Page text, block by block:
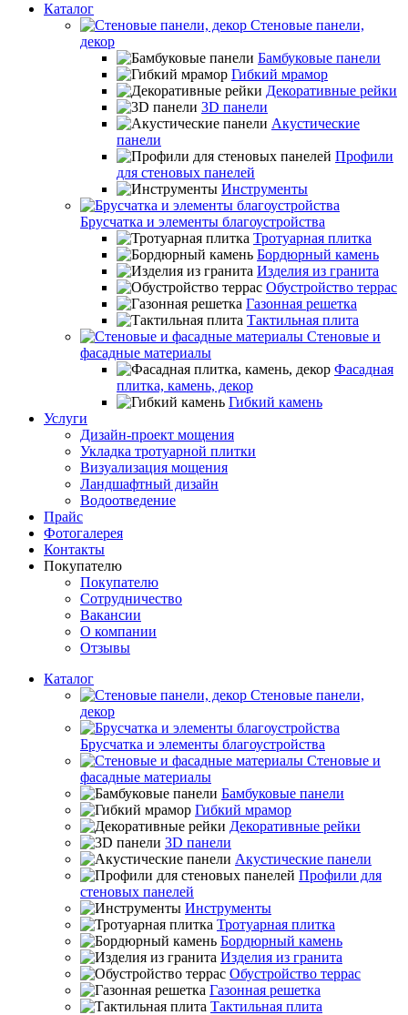
Каталог
Стеновые панели,
декор
Бамбуковые панели
Гибкий мрамор
Декоративные рейки
3D панели
Акустические
панели
Профили
для стеновых панелей
Инструменты
Брусчатка и элементы благоустройства
Тротуарная плитка
Бордюрный камень
Изделия из гранита
Обустройство террас
Газонная решетка
Тактильная плита
Стеновые и
фасадные материалы
Фасадная
плитка, камень, декор
Гибкий камень
Услуги
Дизайн-проект мощения
Укладка тротуарной плитки
Визуализация мощения
Ландшафтный дизайн
Водоотведение
Прайс
Фотогалерея
Контакты
Покупателю
Покупателю
Сотрудничество
Вакансии
О компании
Отзывы
Каталог
Стеновые панели,
декор
Брусчатка и элементы благоустройства
Стеновые и
фасадные материалы
Бамбуковые панели
Гибкий мрамор
Декоративные рейки
3D панели
Акустические панели
Профили для
стеновых панелей
Инструменты
Тротуарная плитка
Бордюрный камень
Изделия из гранита
Обустройство террас
Газонная решетка
Тактильная плита